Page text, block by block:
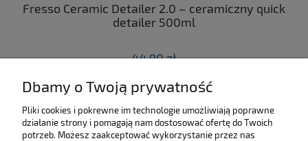
Fresso Ceramic Detailer 2.0 – ceramiczny quick
detailer 500ml
44,90 zł
do koszyka
SKLEP
Dbamy o Twoją prywatność
Pliki cookies i pokrewne im technologie umożliwiają poprawne
działanie strony i pomagają nam dostosować ofertę do Twoich
potrzeb. Możesz zaakceptować wykorzystanie przez nas